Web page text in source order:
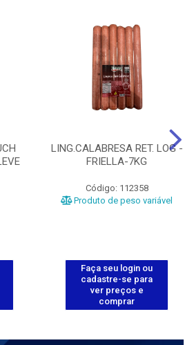
LING.CALABRESA RET. LOG -
FRIELLA-7KG
Código: 112358
Produto de peso variável
Faça seu login ou
cadastre-se para
ver preços e
comprar